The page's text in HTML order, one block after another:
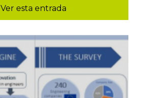
Ver esta entrada